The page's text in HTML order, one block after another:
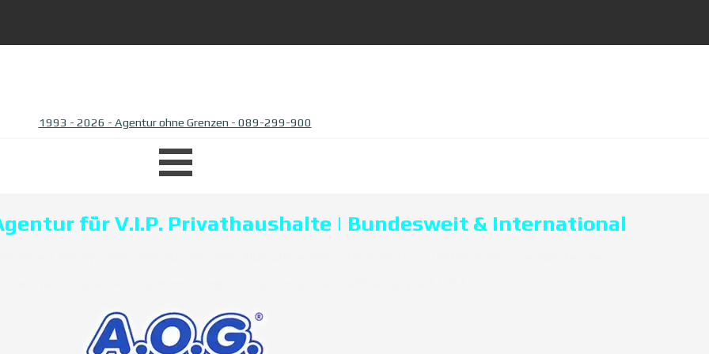
1993 - 2026 - Agentur ohne Grenzen - 089-299-900
für V.I.P. Privathaushalte | Bundesweit & International